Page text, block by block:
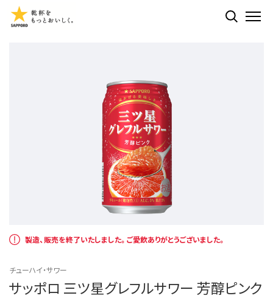
検索する
製造、販売を終了いたしました。ご愛飲ありがとうございました。
チューハイ・サワー
サッポロ 三ツ星グレフルサワー 芳醇ピンク